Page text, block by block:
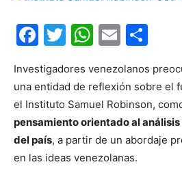
Facebook
TwitterEmail
Investigadores venezolanos
una entidad de reflexión sobre el
el Instituto Samuel Robinson,
pensamiento orientado al
del país, a partir de un abordaje
en las ideas venezolanas.